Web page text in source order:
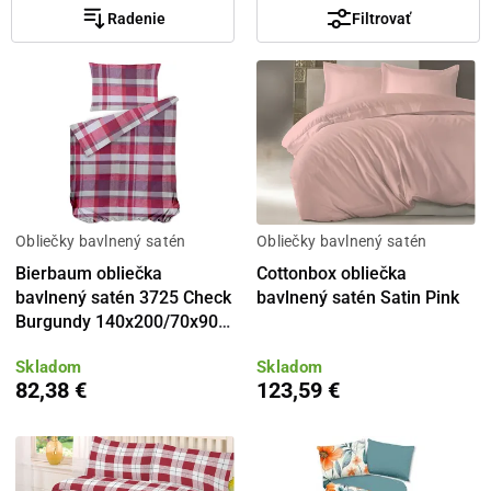
Radenie Filtrovať
Obliečky bavlnený satén
Bierbaum obliečka
bavlnený satén 3725 Check
Burgundy 140x200/70x90
Skladom
82,38 €
Obliečky bavlnený satén
Cottonbox obliečka
bavlnený satén Satin Pink
Skladom
123,59 €